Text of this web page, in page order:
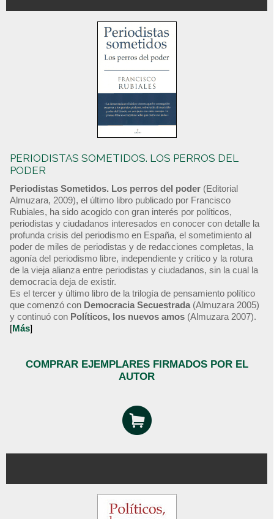
PERIODISTAS SOMETIDOS. LOS PERROS DEL
PODER
Periodistas Sometidos. Los perros del poder (Editorial
Almuzara, 2009), el último libro publicado por Francisco
Rubiales, ha sido acogido con gran interés por políticos,
periodistas y ciudadanos interesados en conocer con detalle la
profunda crisis del periodismo en España, el sometimiento al
poder de miles de periodistas y de redacciones completas, la
agonía del periodismo libre, independiente y crítico y la rotura
de la vieja alianza entre periodistas y ciudadanos, sin la cual la
democracia deja de existir.
Es el tercer y último libro de la trilogía de pensamiento político
que comenzó con Democracia Secuestrada (Almuzara 2005)
y continuó con Políticos, los nuevos amos (Almuzara 2007).
[Más]
COMPRAR EJEMPLARES FIRMADOS POR EL
AUTOR